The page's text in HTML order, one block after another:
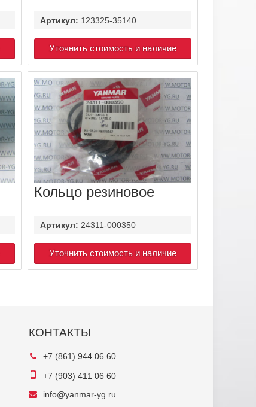
Артикул: 123325-35140
Уточнить стоимость и наличие
Кольцо резиновое
Артикул: 24311-000350
Уточнить стоимость и наличие
КОНТАКТЫ
+7 (861) 944 06 60
+7 (903) 411 06 60
info@yanmar-yg.ru